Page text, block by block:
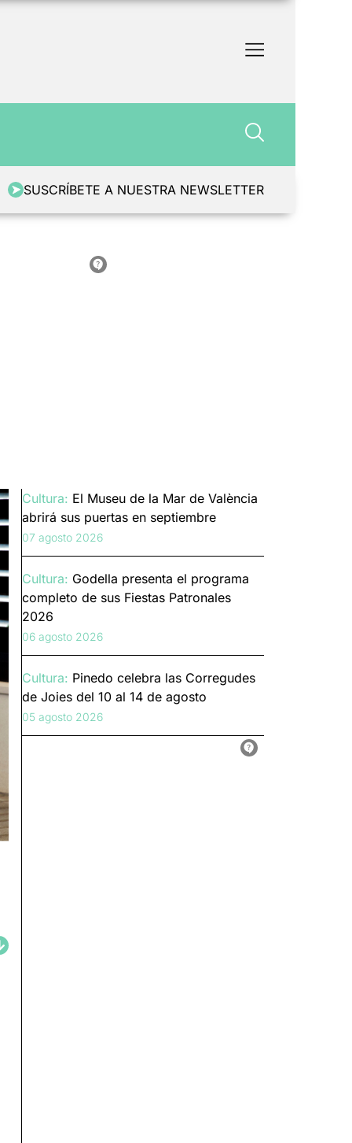
SUSCRÍBETE A NUESTRA NEWSLETTER
Cultura: El Museu de la Mar de València
abrirá sus puertas en septiembre
07 agosto 2026
Cultura: Godella presenta el programa
completo de sus Fiestas Patronales
2026
06 agosto 2026
Cultura: Pinedo celebra las Corregudes
de Joies del 10 al 14 de agosto
05 agosto 2026